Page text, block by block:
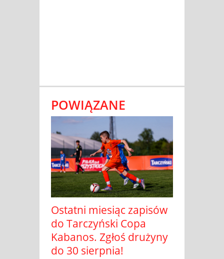
POWIĄZANE
Ostatni miesiąc zapisów
do Tarczyński Copa
Kabanos. Zgłoś drużyny
do 30 sierpnia!